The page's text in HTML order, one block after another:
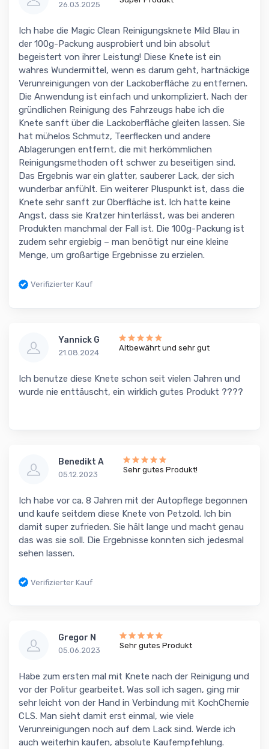
26.03.2025
Ich habe die Magic Clean Reinigungsknete Mild Blau in
der 100g-Packung ausprobiert und bin absolut
begeistert von ihrer Leistung! Diese Knete ist ein
wahres Wundermittel, wenn es darum geht, hartnäckige
Verunreinigungen von der Lackoberfläche zu entfernen.
Die Anwendung ist einfach und unkompliziert. Nach der
gründlichen Reinigung des Fahrzeugs habe ich die
Knete sanft über die Lackoberfläche gleiten lassen. Sie
hat mühelos Schmutz, Teerflecken und andere
Ablagerungen entfernt, die mit herkömmlichen
Reinigungsmethoden oft schwer zu beseitigen sind.
Das Ergebnis war ein glatter, sauberer Lack, der sich
wunderbar anfühlt. Ein weiterer Pluspunkt ist, dass die
Knete sehr sanft zur Oberfläche ist. Ich hatte keine
Angst, dass sie Kratzer hinterlässt, was bei anderen
Produkten manchmal der Fall ist. Die 100g-Packung ist
zudem sehr ergiebig – man benötigt nur eine kleine
Menge, um großartige Ergebnisse zu erzielen.
Verifizierter Kauf
Yannick G
21.08.2024
Altbewährt und sehr gut
Ich benutze diese Knete schon seit vielen Jahren und
wurde nie enttäuscht, ein wirklich gutes Produkt ????
Benedikt A
05.12.2023
Sehr gutes Produkt!
Ich habe vor ca. 8 Jahren mit der Autopflege begonnen
und kaufe seitdem diese Knete von Petzold. Ich bin
damit super zufrieden. Sie hält lange und macht genau
das was sie soll. Die Ergebnisse konnten sich jedesmal
sehen lassen.
Verifizierter Kauf
Gregor N
05.06.2023
Sehr gutes Produkt
Habe zum ersten mal mit Knete nach der Reinigung und
vor der Politur gearbeitet. Was soll ich sagen, ging mir
sehr leicht von der Hand in Verbindung mit KochChemie
CLS. Man sieht damit erst einmal, wie viele
Verunreinigungen noch auf dem Lack sind. Werde ich
auch weiterhin kaufen, absolute Kaufempfehlung.